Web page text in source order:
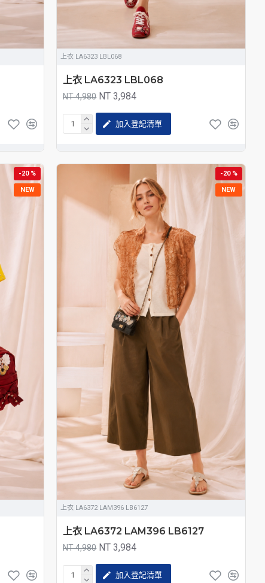
上衣 LA6323 LBL068
上衣 LA6323 LBL068
NT 4,980 NT 3,984
加入登記清單
NEW
-20 %
NEW
-20 %
上衣 LA6372 LAM396 LB6127
上衣 LA6372 LAM396 LB6127
NT 4,980 NT 3,984
加入登記清單